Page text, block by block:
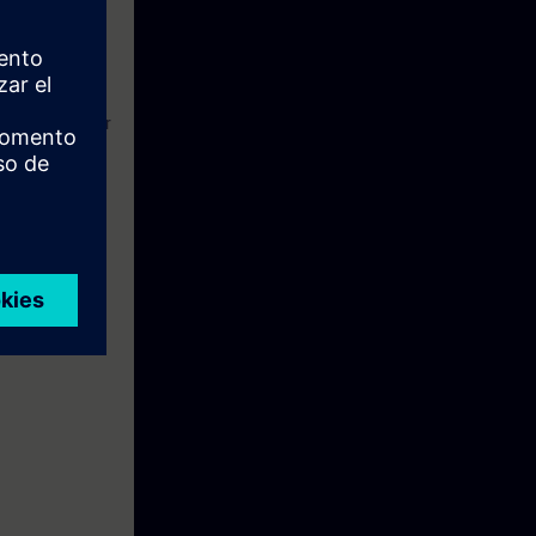
Operate
Woche vor
als auch